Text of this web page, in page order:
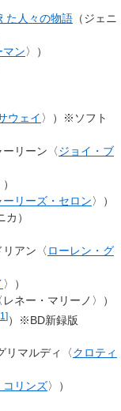
た人々の物語 （ジェニ
マン〉）
ウェイ 〉）※ソフト
ーリーン〈ジョイ・ブ
ーリーズ・セロン〉）
カ）
リアン〈 ローレン・グ
〉）
ネー・マリーノ〉）
]）※BD新録版
リマルディ〈クロティ
コリンズ〉）